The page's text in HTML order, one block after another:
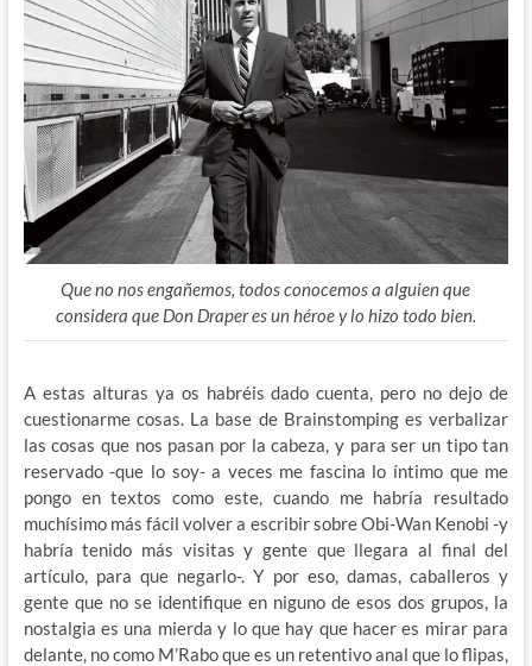
Que no nos engañemos, todos conocemos a alguien que
considera que Don Draper es un héroe y lo hizo todo bien.
A estas alturas ya os habréis dado cuenta, pero no dejo de
cuestionarme cosas. La base de Brainstomping es verbalizar
las cosas que nos pasan por la cabeza, y para ser un tipo tan
reservado -que lo soy- a veces me fascina lo íntimo que me
pongo en textos como este, cuando me habría resultado
muchísimo más fácil volver a escribir sobre Obi-Wan Kenobi -y
habría tenido más visitas y gente que llegara al final del
artículo, para que negarlo-. Y por eso, damas, caballeros y
gente que no se identifique en niguno de esos dos grupos, la
nostalgia es una mierda y lo que hay que hacer es mirar para
delante, no como M’Rabo que es un retentivo anal que lo flipas,